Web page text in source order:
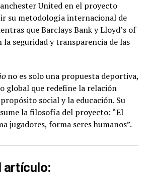
United en el proyecto
su metodología internacional de
que Barclays Bank y Lloyd’s of
seguridad y transparencia de las
no es solo una propuesta deportiva,
global que redefine la relación
social y la educación. Su
la filosofía del proyecto: “El
jugadores, forma seres humanos”.
artículo: